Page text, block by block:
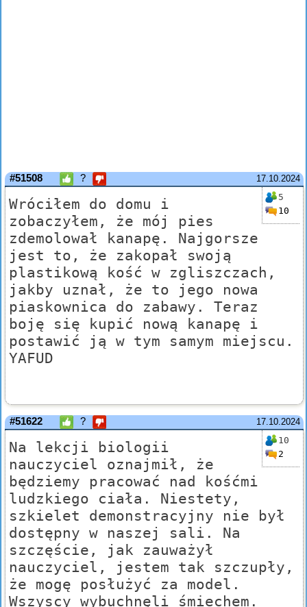
17.10.2024
#51508 ?
5
10
Wróciłem do domu i
zobaczyłem, że mój pies
zdemolował kanapę. Najgorsze
jest to, że zakopał swoją
plastikową kość w zgliszczach,
jakby uznał, że to jego nowa
piaskownica do zabawy. Teraz
boję się kupić nową kanapę i
postawić ją w tym samym miejscu.
YAFUD
17.10.2024
#51622 ?
10
2
Na lekcji biologii
nauczyciel oznajmił, że
będziemy pracować nad kośćmi
ludzkiego ciała. Niestety,
szkielet demonstracyjny nie był
dostępny w naszej sali. Na
szczęście, jak zauważył
nauczyciel, jestem tak szczupły,
że mogę posłużyć za model.
Wszyscy wybuchnęli śmiechem.